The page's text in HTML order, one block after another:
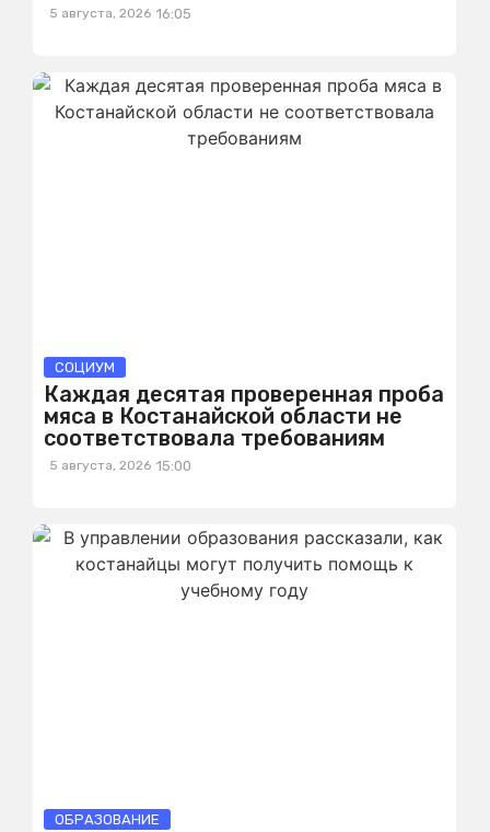
5 августа, 2026 16:05
СОЦИУМ
Каждая десятая проверенная проба
мяса в Костанайской области не
соответствовала требованиям
5 августа, 2026 15:00
ОБРАЗОВАНИЕ